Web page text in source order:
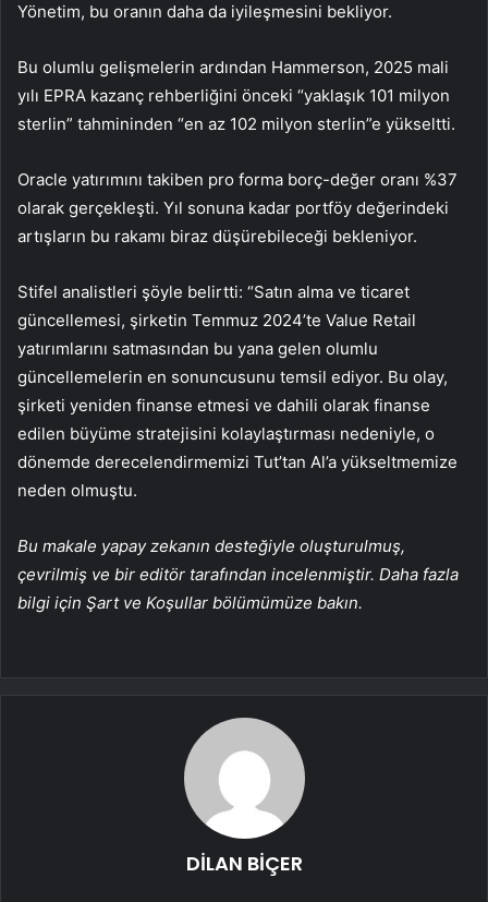
Yönetim, bu oranın daha da iyileşmesini bekliyor.
Bu olumlu gelişmelerin ardından Hammerson, 2025 mali
yılı EPRA kazanç rehberliğini önceki “yaklaşık 101 milyon
sterlin” tahmininden “en az 102 milyon sterlin”e yükseltti.
Oracle yatırımını takiben pro forma borç-değer oranı %37
olarak gerçekleşti. Yıl sonuna kadar portföy değerindeki
artışların bu rakamı biraz düşürebileceği bekleniyor.
Stifel analistleri şöyle belirtti: “Satın alma ve ticaret
güncellemesi, şirketin Temmuz 2024’te Value Retail
yatırımlarını satmasından bu yana gelen olumlu
güncellemelerin en sonuncusunu temsil ediyor. Bu olay,
şirketi yeniden finanse etmesi ve dahili olarak finanse
edilen büyüme stratejisini kolaylaştırması nedeniyle, o
dönemde derecelendirmemizi Tut’tan Al’a yükseltmemize
neden olmuştu.
Bu makale yapay zekanın desteğiyle oluşturulmuş,
çevrilmiş ve bir editör tarafından incelenmiştir. Daha fazla
bilgi için Şart ve Koşullar bölümümüze bakın.
DİLAN BİÇER